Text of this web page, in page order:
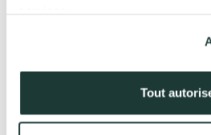
Tout
41 av. François
+33(0)4.58.09.05.00
les murs intérieurs sont en
C’est une étape où les
l’avancée des travaux et
ou le chef de chantier.